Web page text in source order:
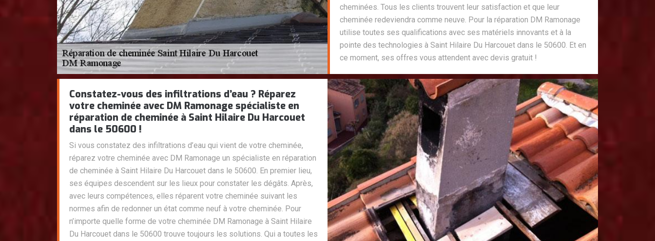
cheminées. Tous les clients trouvent leur satisfaction et que leur
cheminée redeviendra comme neuve. Pour la réparation DM Ramonage
utilise toutes ses qualifications avec ses matériels innovants et à la
pointe des technologies à Saint Hilaire Du Harcouet dans le 50600. Et en
ce moment, ses offres vous attendent avec devis gratuit !
Constatez-vous des infiltrations d’eau ? Réparez
votre cheminée avec DM Ramonage spécialiste en
réparation de cheminée à Saint Hilaire Du Harcouet
dans le 50600 !
Si vous constatez des infiltrations d’eau qui vient de votre cheminée,
réparez votre cheminée avec DM Ramonage un spécialiste en réparation
de cheminée à Saint Hilaire Du Harcouet dans le 50600. En premier lieu,
ses équipes descendent sur les lieux pour constater les dégâts. Après,
avec leurs compétences, elles réparent votre cheminée suivant les
normes afin de redonner un état comme neuf à votre cheminée. Pour
n’importe quelle forme de votre cheminée DM Ramonage à Saint Hilaire
Du Harcouet dans le 50600 trouve toujours les solutions. Qui a toutes les